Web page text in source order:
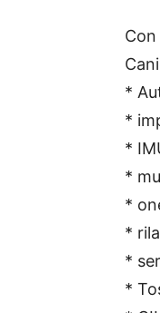
*
*
*
*
*
*
*
*